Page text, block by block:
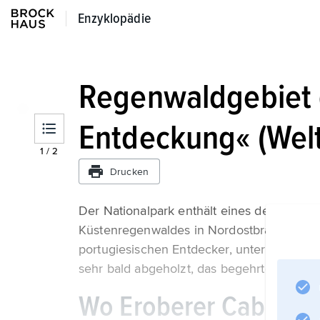
Enzyklopädie
Enzyklopädie
1 /2
Entdeckung«
Drucken
Der Nationalpark enthält eines der
Küstenregenwaldes in Nordostbrasilien.
portugiesischen Entdecker, unter ihnen
sehr bald abgeholzt, das begehrte
Wo Eroberer Cabral